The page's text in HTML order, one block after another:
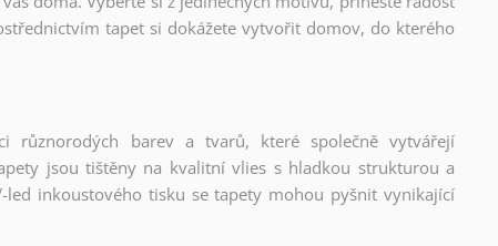
tapet si dokážete vytvořit domov, do kterého
různorodých barev a tvarů, které společně vytvářejí
jsou tištěny na kvalitní vlies s hladkou strukturou a
inkoustového tisku se tapety mohou pyšnit vynikající